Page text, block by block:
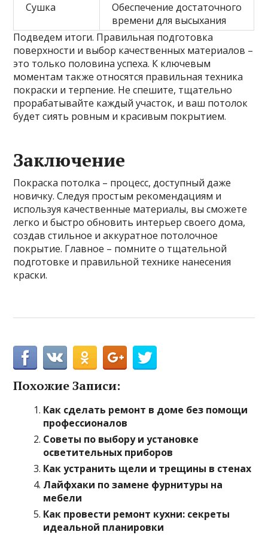
Сушка
Обеспечение достаточного
времени для высыхания
Подведем итоги. Правильная подготовка
поверхности и выбор качественных материалов –
это только половина успеха. К ключевым
моментам также относятся правильная техника
покраски и терпение. Не спешите, тщательно
прорабатывайте каждый участок, и ваш потолок
будет сиять ровным и красивым покрытием.
Заключение
Покраска потолка – процесс, доступный даже
новичку. Следуя простым рекомендациям и
используя качественные материалы, вы сможете
легко и быстро обновить интерьер своего дома,
создав стильное и аккуратное потолочное
покрытие. Главное – помните о тщательной
подготовке и правильной технике нанесения
краски.
Похожие Записи:
Как сделать ремонт в доме без помощи
профессионалов
Советы по выбору и установке
осветительных приборов
Как устранить щели и трещины в стенах
Лайфхаки по замене фурнитуры на
мебели
Как провести ремонт кухни: секреты
идеальной планировки